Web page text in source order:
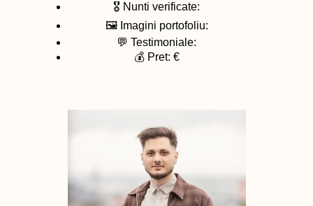
🎖️ Nunti verificate:
🖼️ Imagini portofoliu:
💬 Testimoniale:
💰 Pret: €